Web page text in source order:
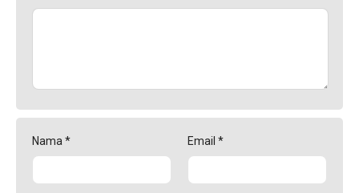
Nama * Email *